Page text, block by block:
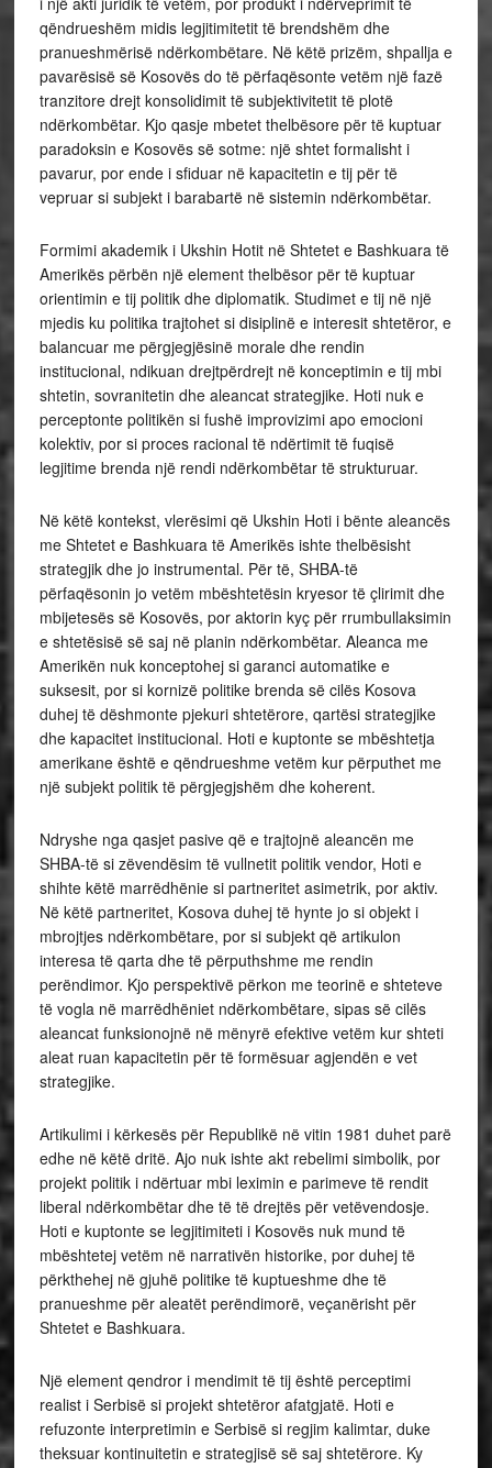
qëndrueshëm midis legjitimitetit të brendshëm dhe
pranueshmërisë ndërkombëtare. Në këtë prizëm, shpallja e
pavarësisë së Kosovës do të përfaqësonte vetëm një fazë
tranzitore drejt konsolidimit të subjektivitetit të plotë
ndërkombëtar. Kjo qasje mbetet thelbësore për të kuptuar
paradoksin e Kosovës së sotme: një shtet formalisht i
pavarur, por ende i sfiduar në kapacitetin e tij për të
vepruar si subjekt i barabartë në sistemin ndërkombëtar.
Formimi akademik i Ukshin Hotit në Shtetet e Bashkuara të
Amerikës përbën një element thelbësor për të kuptuar
orientimin e tij politik dhe diplomatik. Studimet e tij në një
mjedis ku politika trajtohet si disiplinë e interesit shtetëror, e
balancuar me përgjegjësinë morale dhe rendin
institucional, ndikuan drejtpërdrejt në konceptimin e tij mbi
shtetin, sovranitetin dhe aleancat strategjike. Hoti nuk e
perceptonte politikën si fushë improvizimi apo emocioni
kolektiv, por si proces racional të ndërtimit të fuqisë
legjitime brenda një rendi ndërkombëtar të strukturuar.
Në këtë kontekst, vlerësimi që Ukshin Hoti i bënte aleancës
me Shtetet e Bashkuara të Amerikës ishte thelbësisht
strategjik dhe jo instrumental. Për të, SHBA-të
përfaqësonin jo vetëm mbështetësin kryesor të çlirimit dhe
mbijetesës së Kosovës, por aktorin kyç për rrumbullaksimin
e shtetësisë së saj në planin ndërkombëtar. Aleanca me
Amerikën nuk konceptohej si garanci automatike e
suksesit, por si kornizë politike brenda së cilës Kosova
duhej të dëshmonte pjekuri shtetërore, qartësi strategjike
dhe kapacitet institucional. Hoti e kuptonte se mbështetja
amerikane është e qëndrueshme vetëm kur përputhet me
një subjekt politik të përgjegjshëm dhe koherent.
Ndryshe nga qasjet pasive që e trajtojnë aleancën me
SHBA-të si zëvendësim të vullnetit politik vendor, Hoti e
shihte këtë marrëdhënie si partneritet asimetrik, por aktiv.
Në këtë partneritet, Kosova duhej të hynte jo si objekt i
mbrojtjes ndërkombëtare, por si subjekt që artikulon
interesa të qarta dhe të përputhshme me rendin
perëndimor. Kjo perspektivë përkon me teorinë e shteteve
të vogla në marrëdhëniet ndërkombëtare, sipas së cilës
aleancat funksionojnë në mënyrë efektive vetëm kur shteti
aleat ruan kapacitetin për të formësuar agjendën e vet
strategjike.
Artikulimi i kërkesës për Republikë në vitin 1981 duhet parë
edhe në këtë dritë. Ajo nuk ishte akt rebelimi simbolik, por
projekt politik i ndërtuar mbi leximin e parimeve të rendit
liberal ndërkombëtar dhe të të drejtës për vetëvendosje.
Hoti e kuptonte se legjitimiteti i Kosovës nuk mund të
mbështetej vetëm në narrativën historike, por duhej të
përkthehej në gjuhë politike të kuptueshme dhe të
pranueshme për aleatët perëndimorë, veçanërisht për
Shtetet e Bashkuara.
Një element qendror i mendimit të tij është perceptimi
realist i Serbisë si projekt shtetëror afatgjatë. Hoti e
refuzonte interpretimin e Serbisë si regjim kalimtar, duke
theksuar kontinuitetin e strategjisë së saj shtetërore. Ky